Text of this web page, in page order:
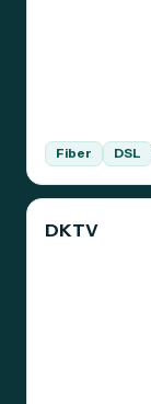
Fiber DSL
DKTV